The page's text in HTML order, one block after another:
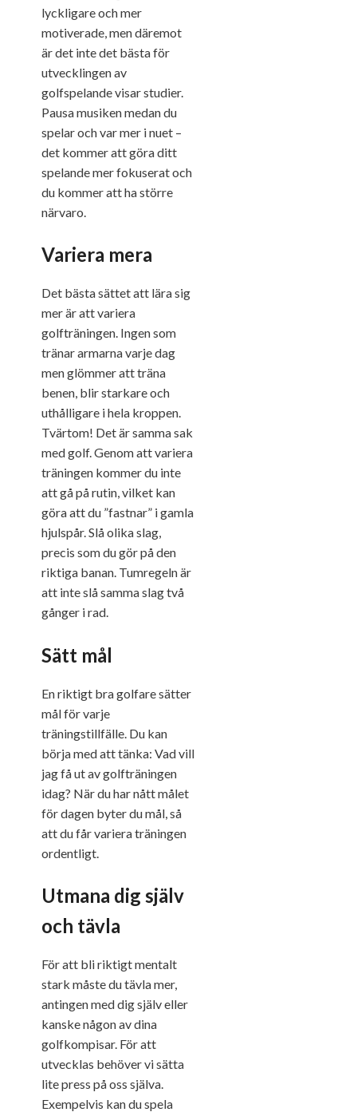
lyckligare och mer
motiverade, men däremot
är det inte det bästa för
utvecklingen av
golfspelande visar studier.
Pausa musiken medan du
spelar och var mer i nuet –
det kommer att göra ditt
spelande mer fokuserat och
du kommer att ha större
närvaro.
Variera mera
Det bästa sättet att lära sig
mer är att variera
golfträningen. Ingen som
tränar armarna varje dag
men glömmer att träna
benen, blir starkare och
uthålligare i hela kroppen.
Tvärtom! Det är samma sak
med golf. Genom att variera
träningen kommer du inte
att gå på rutin, vilket kan
göra att du ”fastnar” i gamla
hjulspår. Slå olika slag,
precis som du gör på den
riktiga banan. Tumregeln är
att inte slå samma slag två
gånger i rad.
Sätt mål
En riktigt bra golfare sätter
mål för varje
träningstillfälle. Du kan
börja med att tänka: Vad vill
jag få ut av golfträningen
idag? När du har nått målet
för dagen byter du mål, så
att du får variera träningen
ordentligt.
Utmana dig själv
och tävla
För att bli riktigt mentalt
stark måste du tävla mer,
antingen med dig själv eller
kanske någon av dina
golfkompisar. För att
utvecklas behöver vi sätta
lite press på oss själva.
Exempelvis kan du spela